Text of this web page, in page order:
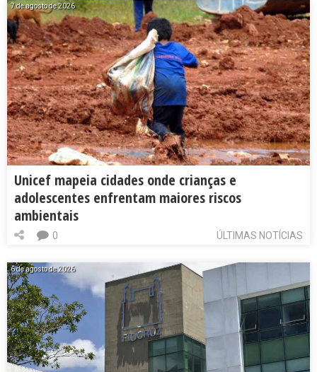
7 de agosto de 2026
Unicef mapeia cidades onde crianças e
adolescentes enfrentam maiores riscos
ambientais
ÚLTIMAS NOTÍCIAS
0
6 de agosto de 2026